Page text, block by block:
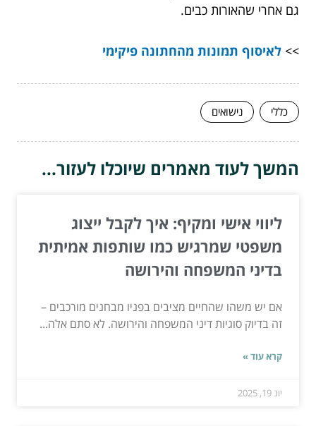
גם אחרי שהאורות כבים.
>> לאיסוף תמונות מהחתונה פיקימי
כללי נישואים
המשך לעוד מאמרים שיוכלו לעזור...
ליווי אישי ומקיף: איך לקבל ייצוג
משפטי שמרגיש כמו שותפות אמיתית
בדיני המשפחה והירושה
אם יש משהו שהחיים מציבים בפניו מבחנים מורכבים –
זה בדיוק סוגיות דיני המשפחה והירושה. לא סתם אלה...
קרא עוד »
יונ 19, 2025